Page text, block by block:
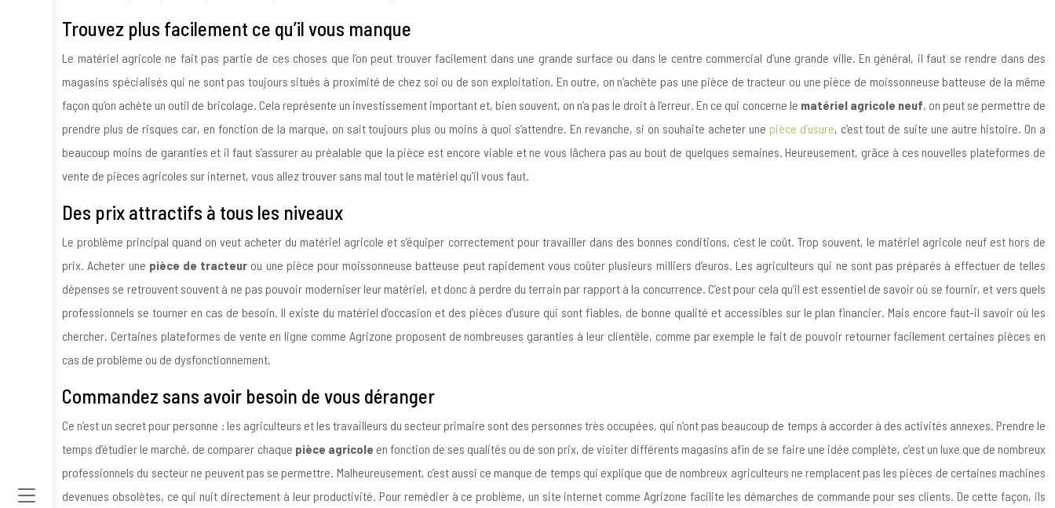
Trouvez plus facilement ce qu’il vous manque
Le matériel agricole ne fait pas partie de ces choses que l’on peut trouver facilement dans une grande surface ou dans le centre commercial d’une grande ville. En général, il faut se rendre dans des
magasins spécialisés qui ne sont pas toujours situés à proximité de chez soi ou de son exploitation. En outre, on n’achète pas une pièce de tracteur ou une pièce de moissonneuse batteuse de la même
façon qu’on achète un outil de bricolage. Cela représente un investissement important et, bien souvent, on n’a pas le droit à l’erreur. En ce qui concerne le matériel agricole neuf, on peut se permettre de
prendre plus de risques car, en fonction de la marque, on sait toujours plus ou moins à quoi s’attendre. En revanche, si on souhaite acheter une pièce d’usure, c’est tout de suite une autre histoire. On a
beaucoup moins de garanties et il faut s’assurer au préalable que la pièce est encore viable et ne vous lâchera pas au bout de quelques semaines. Heureusement, grâce à ces nouvelles plateformes de
vente de pièces agricoles sur internet, vous allez trouver sans mal tout le matériel qu’il vous faut.
Des prix attractifs à tous les niveaux
Le problème principal quand on veut acheter du matériel agricole et s’équiper correctement pour travailler dans des bonnes conditions, c’est le coût. Trop souvent, le matériel agricole neuf est hors de
prix. Acheter une pièce de tracteur ou une pièce pour moissonneuse batteuse peut rapidement vous coûter plusieurs milliers d’euros. Les agriculteurs qui ne sont pas préparés à effectuer de telles
dépenses se retrouvent souvent à ne pas pouvoir moderniser leur matériel, et donc à perdre du terrain par rapport à la concurrence. C’est pour cela qu’il est essentiel de savoir où se fournir, et vers quels
professionnels se tourner en cas de besoin. Il existe du matériel d’occasion et des pièces d’usure qui sont fiables, de bonne qualité et accessibles sur le plan financier. Mais encore faut-il savoir où les
chercher. Certaines plateformes de vente en ligne comme Agrizone proposent de nombreuses garanties à leur clientèle, comme par exemple le fait de pouvoir retourner facilement certaines pièces en
cas de problème ou de dysfonctionnement.
Commandez sans avoir besoin de vous déranger
Ce n’est un secret pour personne : les agriculteurs et les travailleurs du secteur primaire sont des personnes très occupées, qui n’ont pas beaucoup de temps à accorder à des activités annexes. Prendre le
temps d’étudier le marché, de comparer chaque pièce agricole en fonction de ses qualités ou de son prix, de visiter différents magasins afin de se faire une idée complète, c’est un luxe que de nombreux
professionnels du secteur ne peuvent pas se permettre. Malheureusement, c’est aussi ce manque de temps qui explique que de nombreux agriculteurs ne remplacent pas les pièces de certaines machines
devenues obsolètes, ce qui nuit directement à leur productivité. Pour remédier à ce problème, un site internet comme Agrizone facilite les démarches de commande pour ses clients. De cette façon, ils